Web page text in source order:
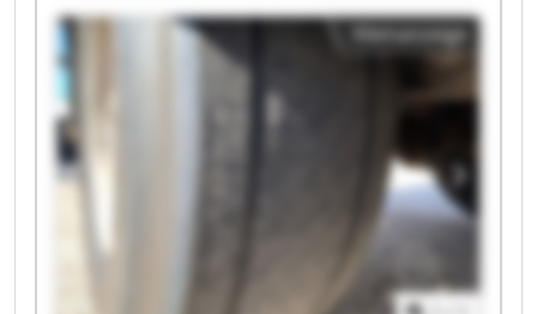
GmbH Löttner Maschinenbau GmbH Löttner
Maschinenbau GmbH Löttner Maschinenbau
GmbH Löttner Maschinenbau GmbH Löttner
Maschinenbau GmbH Löttner Maschinenbau
GmbH Löttner Maschinenbau GmbH Löttner
Maschinenbau GmbH Löttner Maschinenbau
GmbH Löttner Maschinenbau GmbH Löttner
Maschinenbau GmbH Löttner Maschinenbau
GmbH Löttner Maschinenbau GmbH Löttner
Kleinanzeige